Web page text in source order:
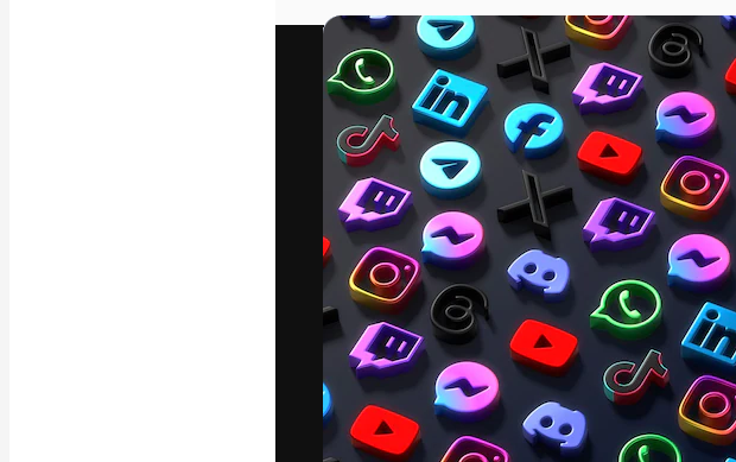
Vídeos
Clipes de vídeo
Animações
Modelos de vídeos
Ícones
Modelos 3D
Fontes
A plataforma criativa para você direcionar
seu melhor trabalho. Mais de 1 milhão de
assinantes entre criativos, empresas,
agências e estúdios.
Português